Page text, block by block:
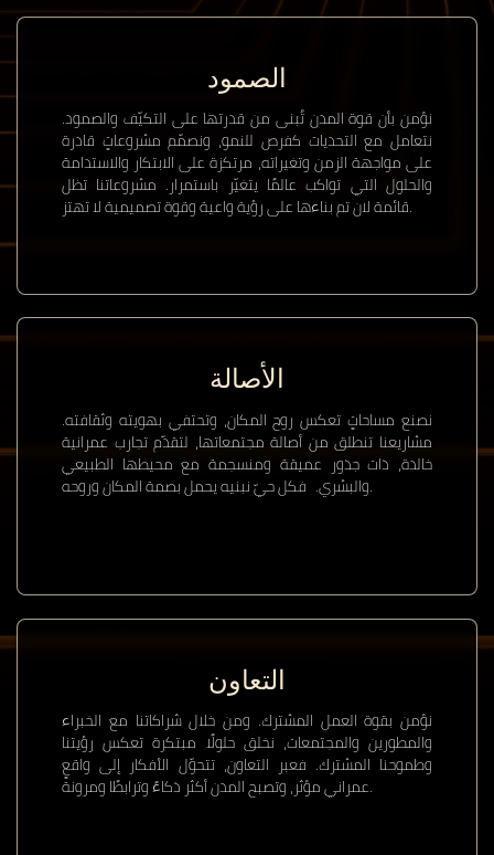
الصمود
نؤمن بأن قوة المدن تُبنى من قدرتها على التكيّف والصمود.
نتعامل مع التحديات كفرص للنمو، ونصمّم مشروعاتٍ قادرة
على مواجهة الزمن وتغيراته، مرتكزة على الابتكار والاستدامة
والحلول التي تواكب عالمًا يتغيّر باستمرار. مشروعاتنا تظل
قائمة لان تم بناءها على رؤية واعية وقوة تصميمية لا تهتز.
الأصالة
نصنع مساحاتٍ تعكس روح المكان، وتحتفي بهويته وثقافته.
مشاريعنا تنطلق من أصالة مجتمعاتها، لتقدّم تجارب عمرانية
خالدة، ذات جذور عميقة ومنسجمة مع محيطها الطبيعي
والبشري. فكل حيّ نبنيه يحمل بصمة المكان وروحه.
التعاون
نؤمن بقوة العمل المشترك. ومن خلال شراكاتنا مع الخبراء
والمطورين والمجتمعات، نخلق حلولًا مبتكرة تعكس رؤيتنا
وطموحنا المشترك. فعبر التعاون، تتحوّل الأفكار إلى واقعٍ
عمراني مؤثر، وتصبح المدن أكثر ذكاءً وترابطًا ومرونة.